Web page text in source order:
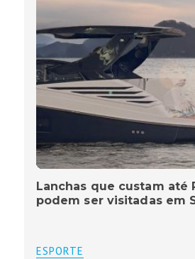
Lanchas que custam até
podem ser visitadas em
ESPORTE